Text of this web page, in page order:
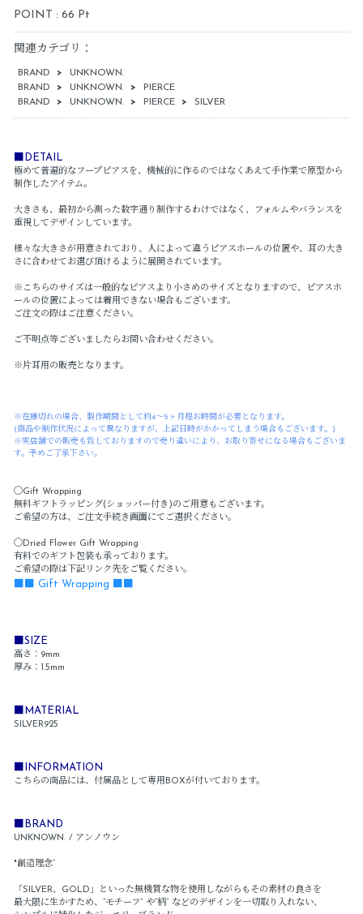
POINT : 66 Pt
関連カテゴリ：
BRAND >
UNKNOWN.
BRAND
> UNKNOWN. >
PIERCE
BRAND
> UNKNOWN. > PIERCE > SILVER
■DETAIL
極めて普遍的なフープピアスを、機械的に作るのではなくあえて手作業で原型から
制作したアイテム。
大きさも、最初から測った数字通り制作するわけではなく、フォルムやバランスを
重視してデザインしています。
様々な大きさが用意されており、人によって違うピアスホールの位置や、耳の大き
さに合わせてお選び頂けるように展開されています。
※こちらのサイズは一般的なピアスより小さめのサイズとなりますので、ピアスホ
ールの位置によっては着用できない場合もございます。
ご注文の際はご注意ください。
ご不明点等ございましたらお問い合わせください。
※片耳用の販売となります。
※在庫切れの場合、製作期間として約4～5ヶ月程お時間が必要となります。
(商品や制作状況によって異なりますが、上記日時がかかってしまう場合もございます。)
※実店舗での販売も致しておりますので売り違いにより、お取り寄せになる場合もございま
す。予めご了承下さい。
〇Gift Wrapping
無料ギフトラッピング(ショッパー付き)のご用意もございます。
ご希望の方は、ご注文手続き画面にてご選択ください。
〇Dried Flower Gift Wrapping
有料でのギフト包装も承っております。
ご希望の際は下記リンク先をご覧ください。
■■ Gift Wrapping ■■
■SIZE
高さ：9mm
厚み：1.5mm
■MATERIAL
SILVER925
■INFORMATION
こちらの商品には、付属品として専用BOXが付いております。
■BRAND
UNKNOWN. / アンノウン
"創造理念”
「SILVER、GOLD」といった無機質な物を使用しながらもその素材の良さを
最大限に生かすため、“モチーフ” や“柄” などのデザインを一切取り入れない、